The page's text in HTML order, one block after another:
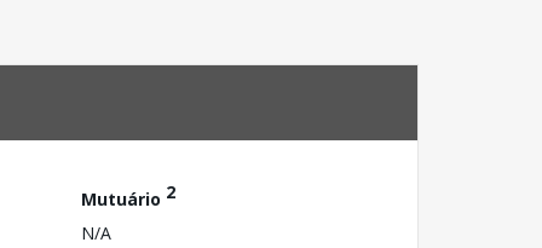
Mutuário 2
N/A